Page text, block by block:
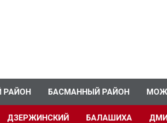
РАЙОН БАСМАННЫЙ РАЙОН
ДЗЕРЖИНСКИЙ БАЛАШИХА